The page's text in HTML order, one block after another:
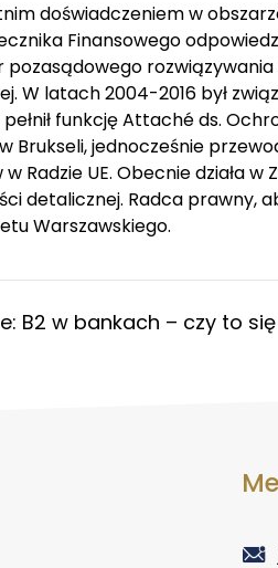
doświadczeniem w
Finansowego
W latach 2004-2016 był
pełnił funkcję Attaché ds.
Brukseli, jednocześnie
Radzie UE. Obecnie działa w
detalicznej. Radca prawny,
Warszawskiego.
B2 w bankach – czy to